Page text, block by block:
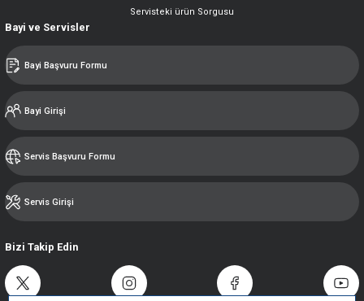
Servisteki ürün Sorgusu
Bayi ve Servisler
Bayi Başvuru Formu
Bayi Girişi
Servis Başvuru Formu
Servis Girişi
Bizi Takip Edin